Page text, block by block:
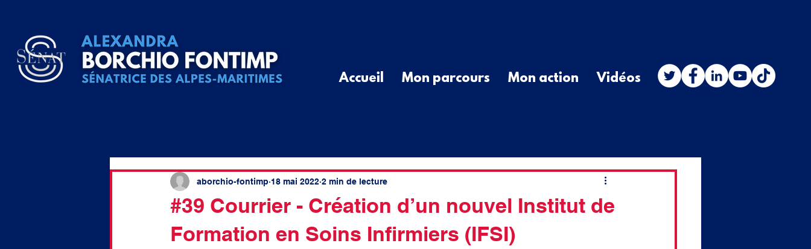
Accueil Mon parcours Mon action Vidéos
Question écrite QAG Communiqué de Presse Question orale
raccordement élu local élus ruraux cotisations spatial
#39 Courrier - Création d’un nouvel Institut de
Formation en Soins Infirmiers (IFSI)
aborchio-fontimp 18 mai 2022 2 min de lecture